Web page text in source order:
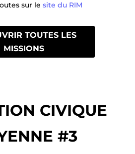
sur le site du RIM
TOUTES LES
MISSIONS
CIVIQUE
#3